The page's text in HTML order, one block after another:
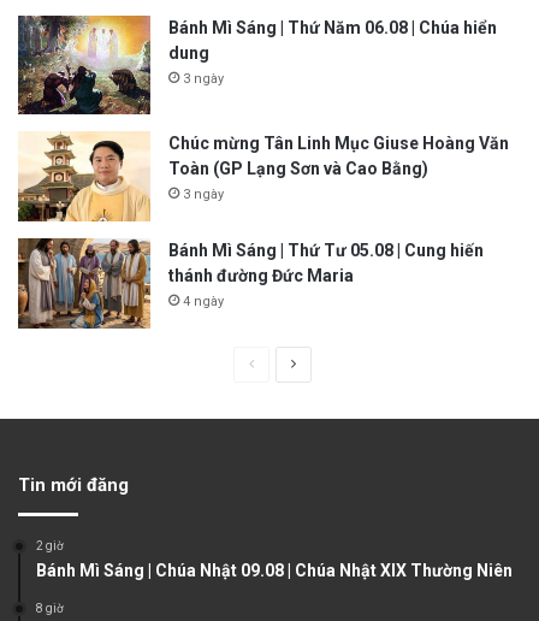
Bánh Mì Sáng | Thứ Năm 06.08 | Chúa hiển
dung
3 ngày
Chúc mừng Tân Linh Mục Giuse Hoàng Văn
Toàn (GP Lạng Sơn và Cao Bằng)
3 ngày
Bánh Mì Sáng | Thứ Tư 05.08 | Cung hiến
thánh đường Đức Maria
4 ngày
u
g
Tin mới đăng
2 giờ
Bánh Mì Sáng | Chúa Nhật 09.08 | Chúa Nhật XIX Thường Niên
8 giờ